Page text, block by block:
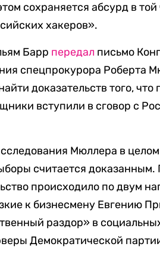
сохраняется абсурд в той
хакеров».
Барр передал письмо
спецпрокурора Роберта
доказательств того,
вступили в сговор с
Мюллера в
считается доказанным.
происходило по двум
к бизнесмену Евгению
раздор» в
Демократической